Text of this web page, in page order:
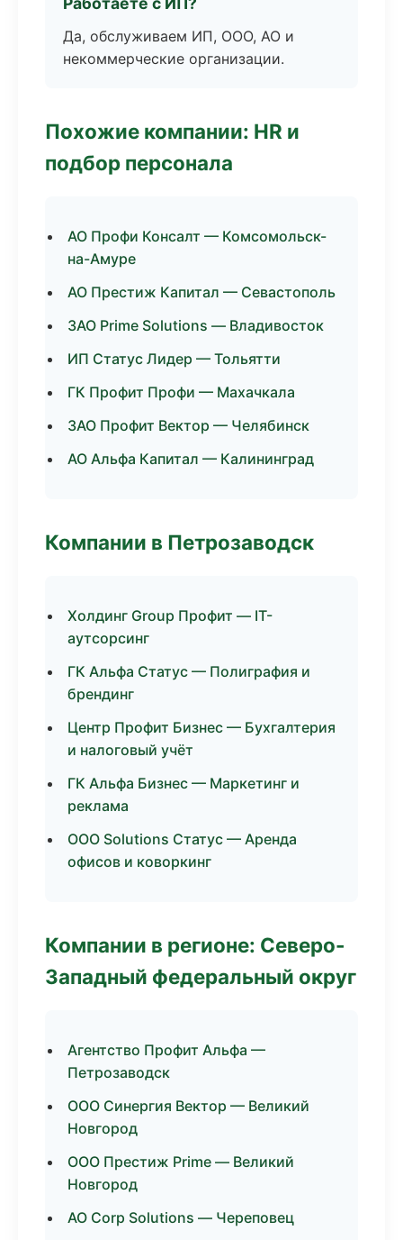
Да, обслуживаем ИП, ООО, АО и
некоммерческие организации.
Похожие компании: HR и
подбор персонала
АО Профи Консалт — Комсомольск-
на-Амуре
АО Престиж Капитал — Севастополь
ЗАО Prime Solutions — Владивосток
ИП Статус Лидер — Тольятти
ГК Профит Профи — Махачкала
ЗАО Профит Вектор — Челябинск
АО Альфа Капитал — Калининград
Компании в Петрозаводск
Холдинг Group Профит — IT-
аутсорсинг
ГК Альфа Статус — Полиграфия и
брендинг
Центр Профит Бизнес — Бухгалтерия
и налоговый учёт
ГК Альфа Бизнес — Маркетинг и
реклама
ООО Solutions Статус — Аренда
офисов и коворкинг
Компании в регионе: Северо-
Западный федеральный округ
Агентство Профит Альфа —
Петрозаводск
ООО Синергия Вектор — Великий
Новгород
ООО Престиж Prime — Великий
Новгород
АО Corp Solutions — Череповец